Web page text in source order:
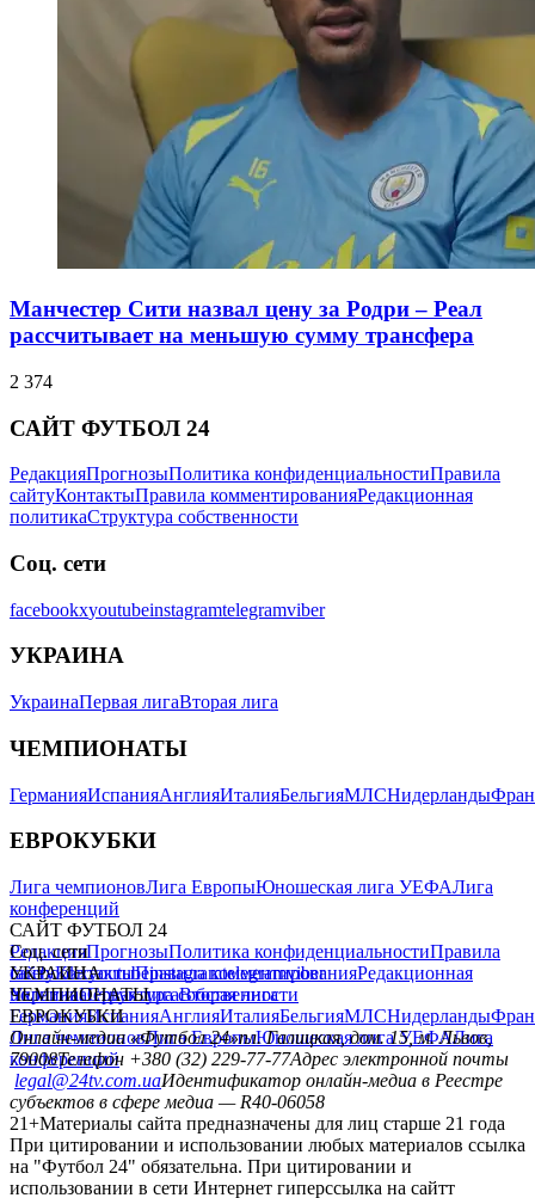
Манчестер Сити назвал цену за Родри – Реал
рассчитывает на меньшую сумму трансфера
2 374
САЙТ ФУТБОЛ 24
РедакцияПрогнозыПолитика конфиденциальностиПравила
сайтуКонтактыПравила комментированияРедакционная
политикаСтруктура собственности
Соц. сети
facebookxyoutubeinstagramtelegramviber
УКРАИНА
УкраинаПервая лигаВторая лига
ЧЕМПИОНАТЫ
ГерманияИспанияАнглияИталияБельгияМЛСНидерланды
ЕВРОКУБКИ
Лига чемпионовЛига ЕвропыЮношеская лига УЕФАЛига
конференций
САЙТ ФУТБОЛ 24
РедакцияПрогнозыПолитика конфиденциальностиПравила
сайтуКонтактыПравила комментированияРедакционная
политикаСтруктура собственности
Соц. сети
facebookxyoutubeinstagramtelegramviber
УКРАИНА
УкраинаПервая лигаВторая лига
ЧЕМПИОНАТЫ
ГерманияИспанияАнглияИталияБельгияМЛСНидерланды
ЕВРОКУБКИ
Лига чемпионовЛига ЕвропыЮношеская лига УЕФАЛига
конференций
Онлайн-медиа «Футбол 24»пл. Галицкая, дом. 15, м. Львов,
79008Телефон +380 (32) 229-77-77Адрес электронной почты
legal@24tv.com.uaИдентификатор онлайн-медиа в Реестре
субъектов в сфере медиа — R40-06058
21+Материалы сайта предназначены для лиц старше 21 года
При цитировании и использовании любых материалов ссылка
на "Футбол 24" обязательна. При цитировании и
использовании в сети Интернет гиперссылка на сайтт